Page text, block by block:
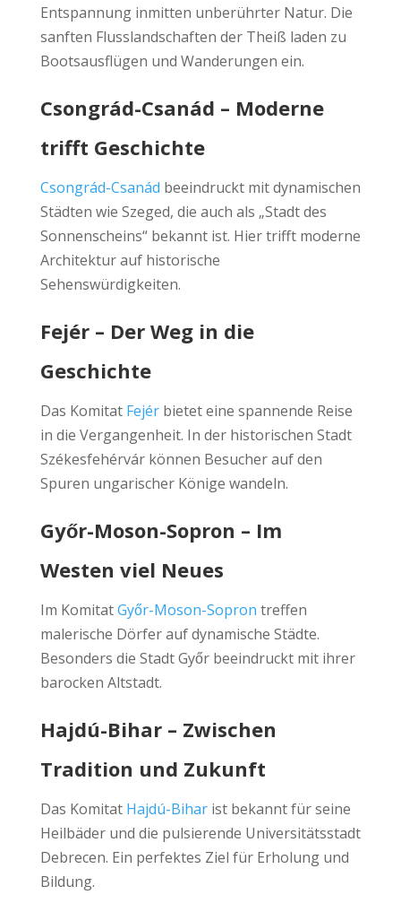
Entspannung inmitten unberührter Natur. Die
sanften Flusslandschaften der Theiß laden zu
Bootsausflügen und Wanderungen ein.
Csongrád-Csanád – Moderne
trifft Geschichte
Csongrád-Csanád beeindruckt mit dynamischen
Städten wie Szeged, die auch als „Stadt des
Sonnenscheins“ bekannt ist. Hier trifft moderne
Architektur auf historische
Sehenswürdigkeiten.
Fejér – Der Weg in die
Geschichte
Das Komitat Fejérbietet eine spannende Reise
in die Vergangenheit. In der historischen Stadt
Székesfehérvár können Besucher auf den
Spuren ungarischer Könige wandeln.
Győr-Moson-Sopron – Im
Westen viel Neues
Im KomitatGyőr-Moson-Sopron treffen
malerische Dörfer auf dynamische Städte.
Besonders die Stadt Győr beeindruckt mit ihrer
barocken Altstadt.
Hajdú-Bihar – Zwischen
Tradition und Zukunft
Das Komitat Hajdú-Biharist bekannt für seine
Heilbäder und die pulsierende Universitätsstadt
Debrecen. Ein perfektes Ziel für Erholung und
Bildung.